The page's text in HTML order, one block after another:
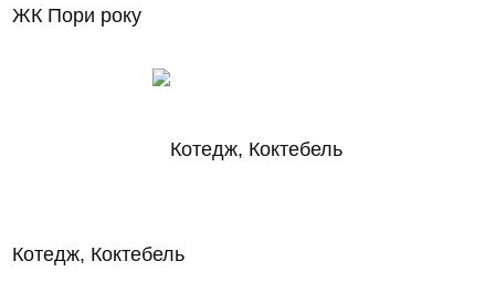
ЖК Пори року
Котедж, Коктебель